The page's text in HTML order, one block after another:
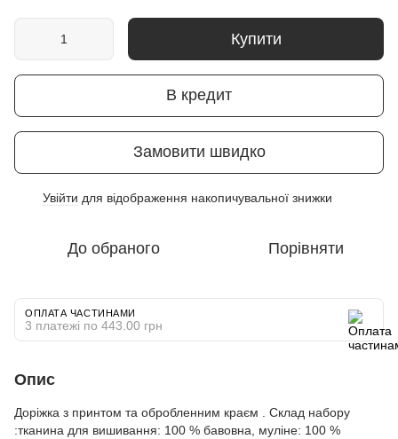
Купити
В кредит
Замовити швидко
Увійти для відображення накопичувальної знижки
До обраного Порівняти
ОПЛАТА ЧАСТИНАМИ
3 платежі по 443.00 грн
Опис
Доріжка з принтом та обробленним краєм . Склад набору
:тканина для вишивання: 100 % бавовна, муліне: 100 %